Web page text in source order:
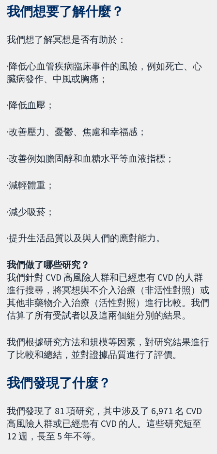
我們想要了解什麼？
我們想了解冥想是否有助於：
·降低心血管疾病臨床事件的風險，例如死亡、心
臟病發作、中風或胸痛；
·降低血壓；
·改善壓力、憂鬱、焦慮和幸福感；
·改善例如膽固醇和血糖水平等血液指標；
·減輕體重；
·減少吸菸；
·提升生活品質以及與人們的應對能力。
我們做了哪些研究？
我們針對 CVD 高風險人群和已經患有 CVD 的人群
進行搜尋，將冥想與不介入治療（非活性對照）或
其他非藥物介入治療（活性對照）進行比較。我們
估算了所有受試者以及這兩個組分別的結果。
我們根據研究方法和規模等因素，對研究結果進行
了比較和總結，並對證據品質進行了評價。
我們發現了什麼？
我們發現了 81 項研究，其中涉及了 6,971 名 CVD
高風險人群或已經患有 CVD 的人。這些研究短至
12 週，長至 5 年不等。